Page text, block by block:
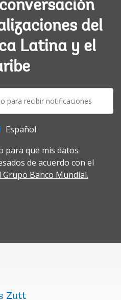
del
Latina y el
Español
para que mis datos
de acuerdo con el
Grupo Banco Mundial.
Zutt